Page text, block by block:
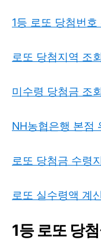
1등 로또 당첨번호
로또 당첨지역 조
미수령 당첨금 조
NH농협은행 본점
로또 당첨금 수령
로또 실수령액 계
1등 로또 당